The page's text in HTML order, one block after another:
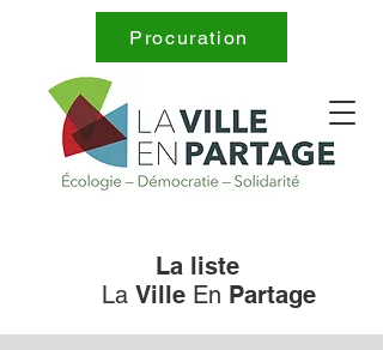
Procuration
La liste
La Ville En Partage